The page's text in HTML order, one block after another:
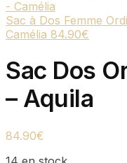
Sac à Dos Femme
Camélia 84.90€
Sac Dos
– Aquila
84.90€